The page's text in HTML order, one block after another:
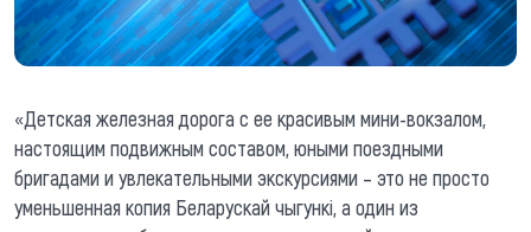
«Детская железная дорога с ее красивым мини-вокзалом,
настоящим подвижным составом, юными поездными
бригадами и увлекательными экскурсиями – это не просто
уменьшенная копия Беларускай чыгункі, а один из